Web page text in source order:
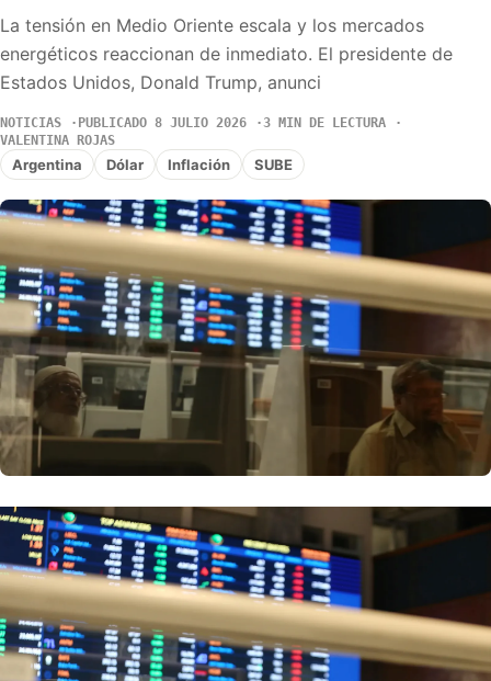
La tensión en Medio Oriente escala y los mercados
energéticos reaccionan de inmediato. El presidente de
Estados Unidos, Donald Trump, anunci
NOTICIAS PUBLICADO 8 JULIO 2026
3 MIN DE LECTURA
VALENTINA ROJAS
Argentina Dólar Inflación SUBE